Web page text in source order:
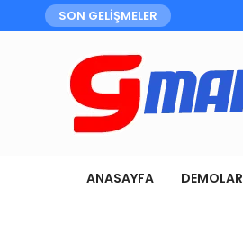
SON GELİŞMELER
ANASAYFA DEMOLAR